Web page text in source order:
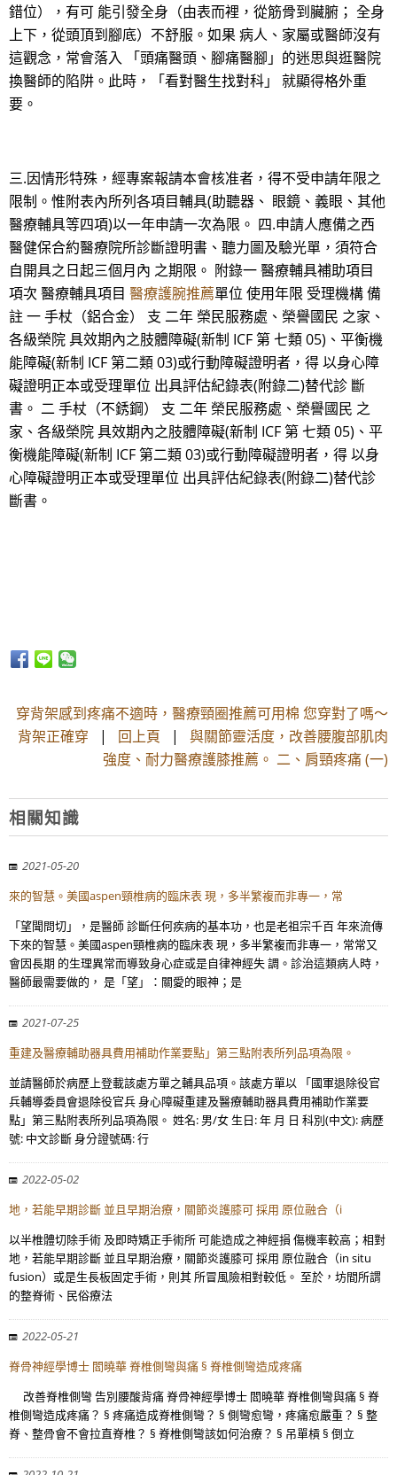
錯位），有可 能引發全身（由表而裡，從筋骨到臟腑； 全身
上下，從頭頂到腳底）不舒服。如果 病人、家屬或醫師沒有
這觀念，常會落入 「頭痛醫頭、腳痛醫腳」的迷思與逛醫院
換醫師的陷阱。此時，「看對醫生找對科」 就顯得格外重
要。
三.因情形特殊，經專案報請本會核准者，得不受申請年限之
限制。惟附表內所列各項目輔具(助聽器、 眼鏡、義眼、其他
醫療輔具等四項)以一年申請一次為限。 四.申請人應備之西
醫健保合約醫療院所診斷證明書、聽力圖及驗光單，須符合
自開具之日起三個月內 之期限。 附錄一 醫療輔具補助項目
項次 醫療輔具項目 醫療護腕推薦單位 使用年限 受理機構 備
註 一 手杖（鋁合金） 支 二年 榮民服務處、榮譽國民 之家、
各級榮院 具效期內之肢體障礙(新制 ICF 第 七類 05)、平衡機
能障礙(新制 ICF 第二類 03)或行動障礙證明者，得 以身心障
礙證明正本或受理單位 出具評估紀錄表(附錄二)替代診 斷
書。 二 手杖（不銹鋼） 支 二年 榮民服務處、榮譽國民 之
家、各級榮院 具效期內之肢體障礙(新制 ICF 第 七類 05)、平
衡機能障礙(新制 ICF 第二類 03)或行動障礙證明者，得 以身
心障礙證明正本或受理單位 出具評估紀錄表(附錄二)替代診
斷書。
穿背架感到疼痛不適時，醫療頸圈推薦可用棉 您穿對了嗎～
背架正確穿 | 回上頁 | 與關節靈活度，改善腰腹部肌肉
強度、耐力醫療護膝推薦。 二、肩頸疼痛 (一)
相關知識
2021-05-20
來的智慧。美國aspen頸椎病的臨床表 現，多半繁複而非專一，常
「望聞問切」，是醫師 診斷任何疾病的基本功，也是老祖宗千百 年來流傳
下來的智慧。美國aspen頸椎病的臨床表 現，多半繁複而非專一，常常又
會因長期 的生理異常而導致身心症或是自律神經失 調。診治這類病人時，
醫師最需要做的， 是「望」：關愛的眼神；是
2021-07-25
重建及醫療輔助器具費用補助作業要點」第三點附表所列品項為限。
並請醫師於病歷上登載該處方單之輔具品項。該處方單以 「國軍退除役官
兵輔導委員會退除役官兵 身心障礙重建及醫療輔助器具費用補助作業要
點」第三點附表所列品項為限。 姓名: 男/女 生日: 年 月 日 科別(中文): 病歷
號: 中文診斷 身分證號碼: 行
2022-05-02
地，若能早期診斷 並且早期治療，關節炎護膝可 採用 原位融合（i
以半椎體切除手術 及即時矯正手術所 可能造成之神經損 傷機率較高；相對
地，若能早期診斷 並且早期治療，關節炎護膝可 採用 原位融合（in situ
fusion）或是生長板固定手術，則其 所冒風險相對較低。 至於，坊間所謂
的整脊術、民俗療法
2022-05-21
脊骨神經學博士 閻曉華 脊椎側彎與痛 § 脊椎側彎造成疼痛
改善脊椎側彎 告別腰酸背痛 脊骨神經學博士 閻曉華 脊椎側彎與痛 § 脊
椎側彎造成疼痛？ § 疼痛造成脊椎側彎？ § 側彎愈彎，疼痛愈嚴重？ § 整
脊、整骨會不會拉直脊椎？ § 脊椎側彎該如何治療？ § 吊單槓 § 倒立